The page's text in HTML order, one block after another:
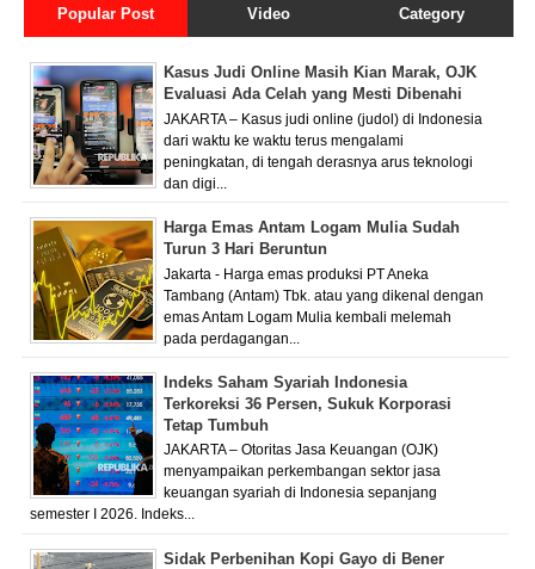
Popular Post Video Category
Kasus Judi Online Masih Kian Marak, OJK
Evaluasi Ada Celah yang Mesti Dibenahi
JAKARTA – Kasus judi online (judol) di Indonesia
dari waktu ke waktu terus mengalami
peningkatan, di tengah derasnya arus teknologi
dan digi...
Harga Emas Antam Logam Mulia Sudah
Turun 3 Hari Beruntun
Jakarta - Harga emas produksi PT Aneka
Tambang (Antam) Tbk. atau yang dikenal dengan
emas Antam Logam Mulia kembali melemah
pada perdagangan...
Indeks Saham Syariah Indonesia
Terkoreksi 36 Persen, Sukuk Korporasi
Tetap Tumbuh
JAKARTA – Otoritas Jasa Keuangan (OJK)
menyampaikan perkembangan sektor jasa
keuangan syariah di Indonesia sepanjang
semester I 2026. Indeks...
Sidak Perbenihan Kopi Gayo di Bener